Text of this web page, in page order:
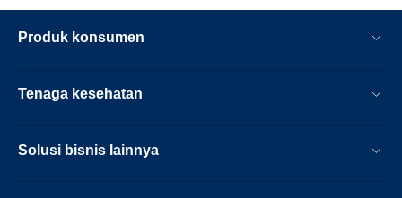
Produk konsumen
Tenaga kesehatan
Solusi bisnis lainnya